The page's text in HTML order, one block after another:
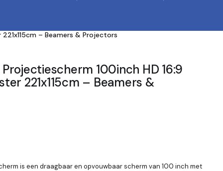
– Beamers & Projectors
Projectiescherm 100inch HD 16:9
221x115cm – Beamers &
is een draagbaar en opvouwbaar scherm van 100 inch met